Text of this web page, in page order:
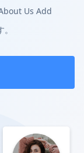
Us Add